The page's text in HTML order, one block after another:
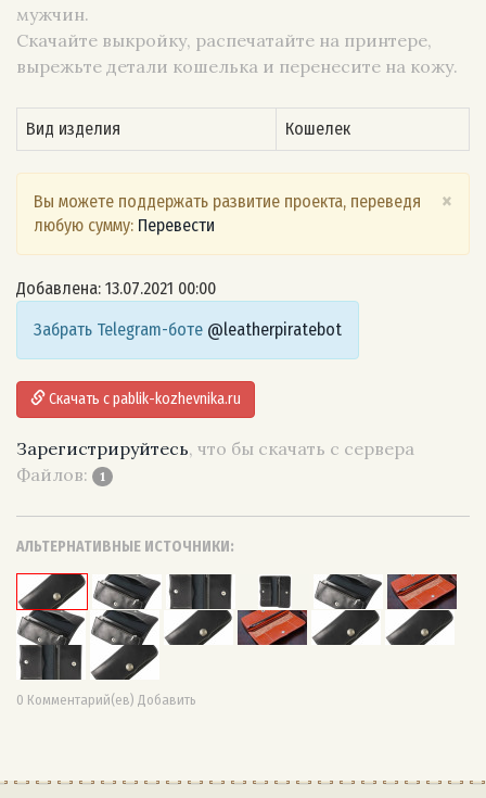
мужчин.
Скачайте выкройку, распечатайте на принтере,
вырежьте детали кошелька и перенесите на кожу.
Вид изделия Кошелек
×
Вы можете поддержать развитие проекта, переведя
любую сумму: Перевести
Добавлена: 13.07.2021 00:00
Забрать Telegram-боте @leatherpiratebot
Скачать с pablik-kozhevnika.ru
Зарегистрируйтесь, что бы скачать с сервера
Файлов:
1
АЛЬТЕРНАТИВНЫЕ ИСТОЧНИКИ:
0 Комментарий(ев) Добавить